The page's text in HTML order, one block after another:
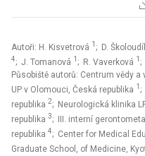
Autoři: H. Kisvetrová 1 ; D.
4; J. Tomanová 1 ; R. Vaverková 1 ;
Působiště autorů: Centrum vědy
UP v Olomouci, Česká republika 1 ;
republika 2; Neurologická klinika
republika 3; III. interní
republika 4; Center for Medical
Graduate School, of Medicine,